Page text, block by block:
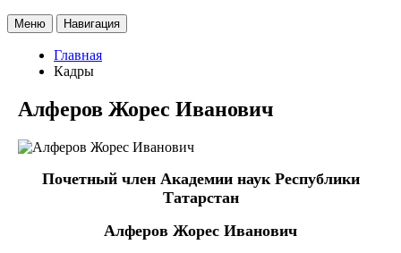
Меню Навигация
Главная
Кадры
Алферов Жорес Иванович
Почетный член Академии наук Республики
Татарстан
Алферов Жорес Иванович